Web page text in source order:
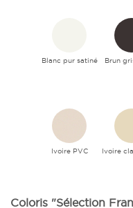
Blanc pur satiné Brun
Ivoire PVC Ivoire
Coloris "Sélection